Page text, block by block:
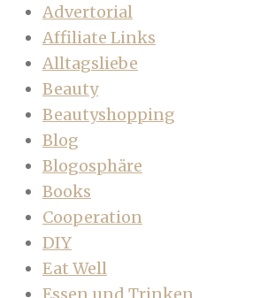
Advertorial
Affiliate Links
Alltagsliebe
Beauty
Beautyshopping
Blog
Blogosphäre
Books
Cooperation
DIY
Eat Well
Essen und Trinken